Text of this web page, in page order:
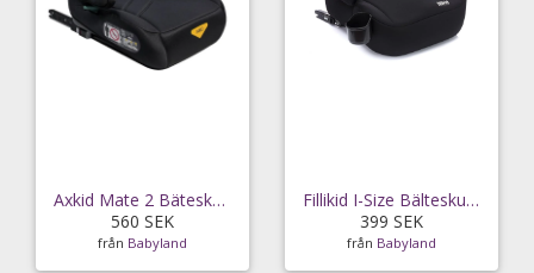
Axkid Mate 2 Bäteskudde ISOFIX (Shell Black)
560 SEK
från Babyland
Fillikid I-Size Bälteskudde med Isofix (Svart)
399 SEK
från Babyland